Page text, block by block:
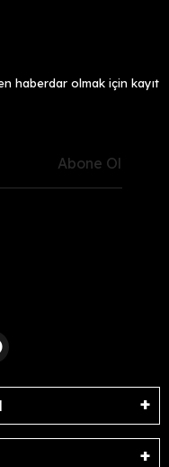
haberdar olmak için kayıt
Abone Ol